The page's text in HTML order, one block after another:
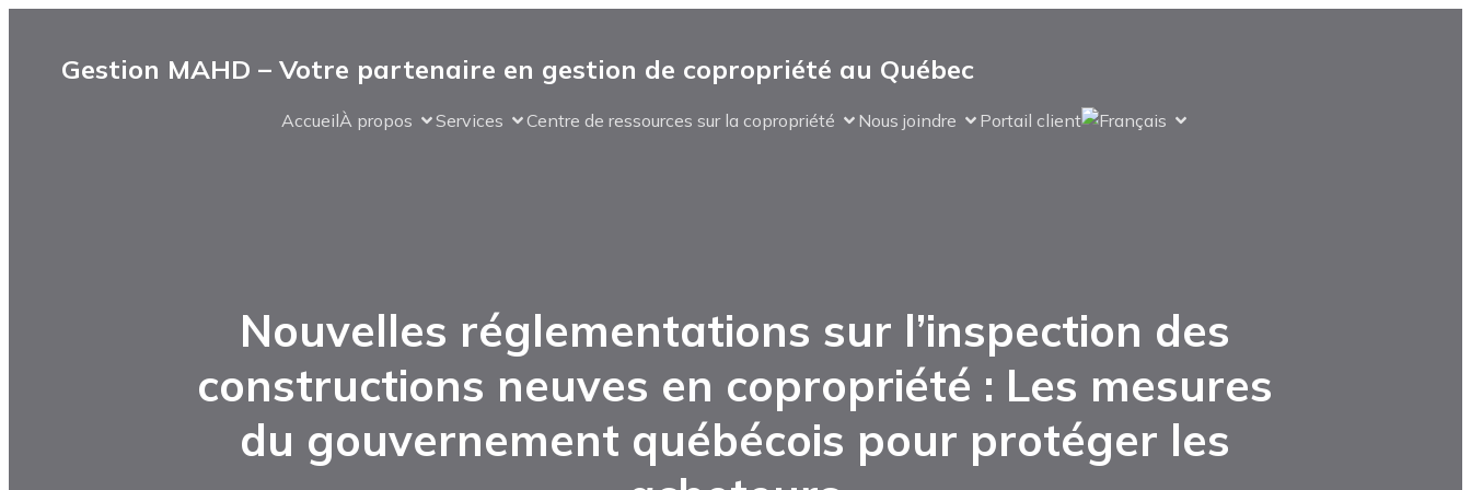
Gestion MAHD – Votre partenaire en gestion de copropriété au Québec
AccueilÀ propos Services Centre de ressources sur la copropriété Nous joindre Portail client
Nouvelles réglementations sur l’inspection des
constructions neuves en copropriété : Les mesures
du gouvernement québécois pour protéger les